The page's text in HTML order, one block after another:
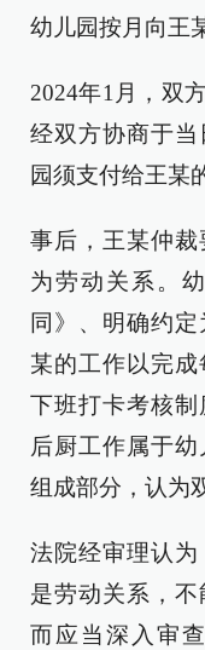
幼儿园按月向王
2024年1月，双
经双方协商于
园须支付给王某
事后，王某仲裁
为劳动关系。
同》、明确约
某的工作以完
下班打卡考核制
后厨工作属于
组成部分，认为
法院经审理认
是劳动关系，不
而应当深入审